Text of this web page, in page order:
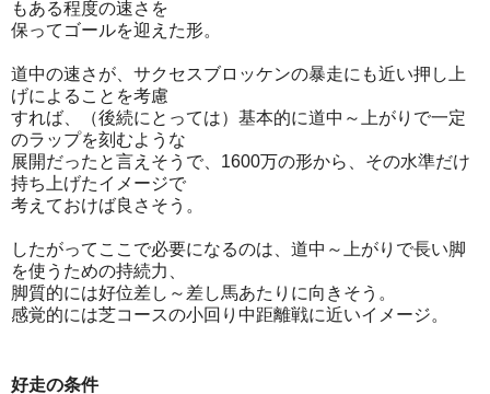
もある程度の速さを
保ってゴールを迎えた形。
道中の速さが、サクセスブロッケンの暴走にも近い押し上
げによることを考慮
すれば、（後続にとっては）基本的に道中～上がりで一定
のラップを刻むような
展開だったと言えそうで、1600万の形から、その水準だけ
持ち上げたイメージで
考えておけば良さそう。
したがってここで必要になるのは、道中～上がりで長い脚
を使うための持続力、
脚質的には好位差し～差し馬あたりに向きそう。
感覚的には芝コースの小回り中距離戦に近いイメージ。
好走の条件